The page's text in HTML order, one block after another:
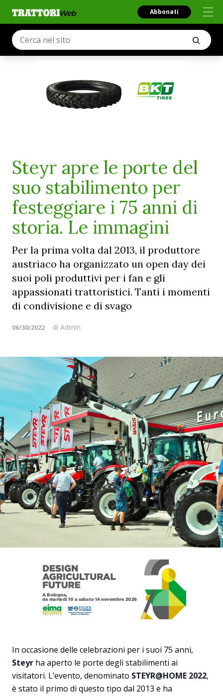
Abbonati
Steyr apre le porte del
suo stabilimento per
festeggiare i 75 anni di
storia. Le immagini
Per la prima volta dal 2013, il produttore
austriaco ha organizzato un open day dei
suoi poli produttivi per i fan e gli
appassionati trattoristici. Tanti i momenti
di condivisione e di svago
06/30/2022 di Admin
In occasione delle celebrazioni per i suoi 75 anni,
Steyr ha aperto le porte degli stabilimenti ai
visitatori. L’evento, denominato STEYR@HOME 2022,
è stato il primo di questo tipo dal 2013 e ha